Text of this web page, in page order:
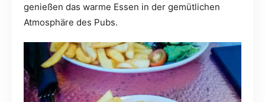
genießen das warme Essen in der gemütlichen
Atmosphäre des Pubs.